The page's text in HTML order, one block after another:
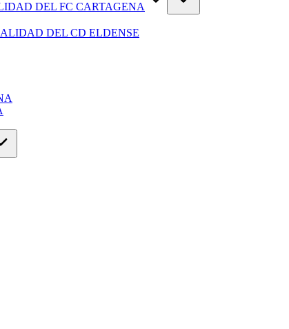
DEL FC CARTAGENA
DEL CD ELDENSE